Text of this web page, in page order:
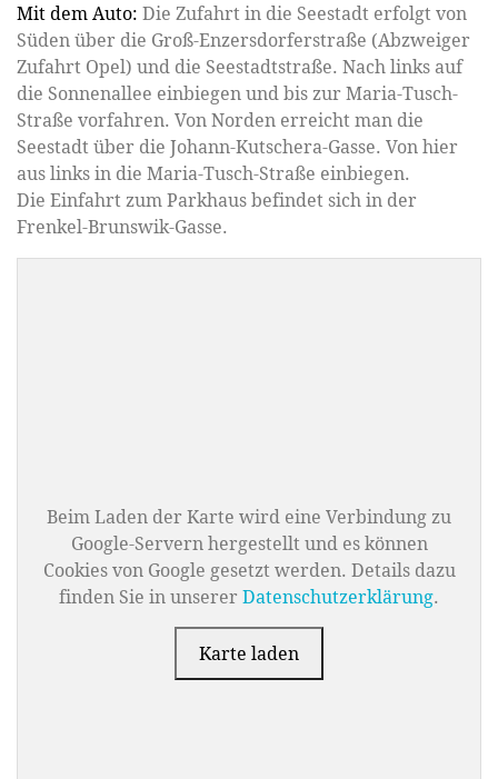
Mit dem Auto: Die Zufahrt in die Seestadt erfolgt von
Süden über die Groß-Enzersdorferstraße (Abzweiger
Zufahrt Opel) und die Seestadtstraße. Nach links auf
die Sonnenallee einbiegen und bis zur Maria-Tusch-
Straße vorfahren. Von Norden erreicht man die
Seestadt über die Johann-Kutschera-Gasse. Von hier
aus links in die Maria-Tusch-Straße einbiegen.
Die Einfahrt zum Parkhaus befindet sich in der
Frenkel-Brunswik-Gasse.
Beim Laden der Karte wird eine Verbindung zu
Google-Servern hergestellt und es können
Cookies von Google gesetzt werden. Details dazu
finden Sie in unserer Datenschutzerklärung.
Karte laden